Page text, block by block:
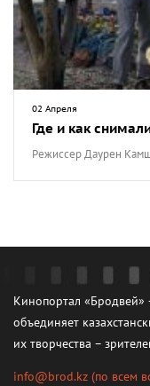
02 Апреля
Где и как
Режиссер Даурен
Кинопортал «Бродвей»
объединяет
их творчества –
info@brod.kz (по всем